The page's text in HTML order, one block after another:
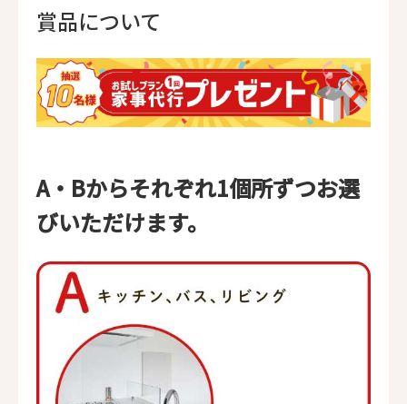
賞品について
A・Bからそれぞれ1個所ずつお選
びいただけます。